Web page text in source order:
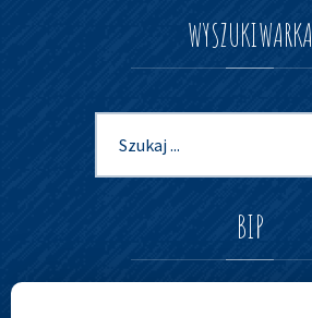
WYSZUKIWARKA
dla:
BIP